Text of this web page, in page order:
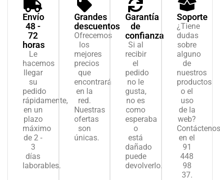
Envío
48 -
72
horas
Le
hacemos
llegar
su
pedido
rápidamente,
en un
plazo
máximo
de 2 -
3
días
laborables.
Grandes
descuentos
Ofrecemos
los
mejores
precios
que
encontrará
en la
red.
Nuestras
ofertas
son
únicas.
Garantía
de
confianza
Si al
recibir
el
pedido
no le
gusta,
no es
como
esperaba
o
está
dañado
puede
devolverlo.
Soporte
¿Tiene
dudas
sobre
alguno
de
nuestros
productos
o el
uso
de la
web?
Contáctenos
en el
91
448
98
37.